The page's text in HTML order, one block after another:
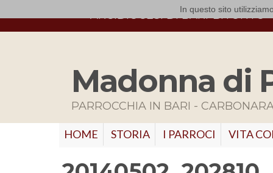
In questo sito
ARCIDIOCESI DI BARI-BITONTO
Madonna di
PARROCCHIA IN BARI -
HOME STORIA I PARROCI VITA